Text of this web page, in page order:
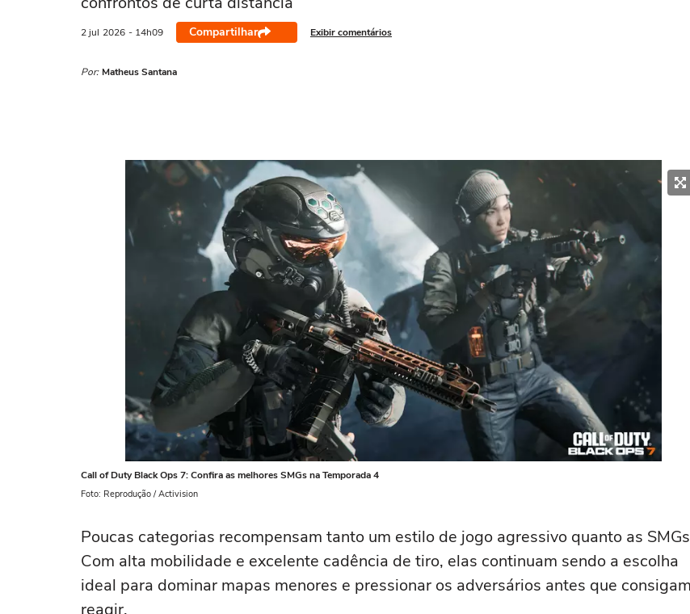
2 jul 2026 - 14h09 Compartilhar Exibir comentários
Por: Matheus Santana
Call of Duty Black Ops 7: Confira as melhores SMGs na Temporada 4
Foto: Reprodução / Activision
Poucas categorias recompensam tanto um estilo de jogo agressivo quanto as
Com alta mobilidade e excelente cadência de tiro, elas continuam sendo a escolha
ideal para dominar mapas menores e pressionar os adversários antes que consigam
reagir.